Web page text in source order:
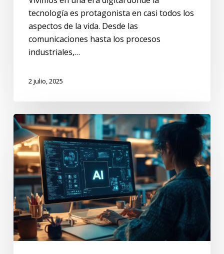
tecnología es protagonista en casi todos los
aspectos de la vida. Desde las
comunicaciones hasta los procesos
industriales,…
2 julio, 2025
Cómo
la
Inteligencia
Artificial
Está
Transformando
el
Diseño
Gráfico
y